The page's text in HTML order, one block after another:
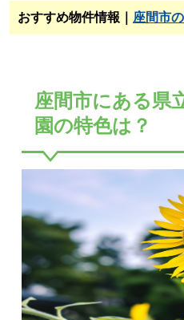
おすすめ物件情報｜ 座間市
座間市にある県
園の特色は？